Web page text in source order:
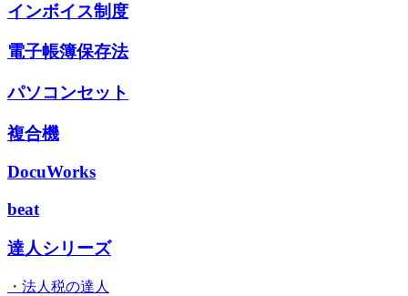
インボイス制度
電子帳簿保存法
パソコンセット
複合機
DocuWorks
beat
達人シリーズ
・法人税の達人